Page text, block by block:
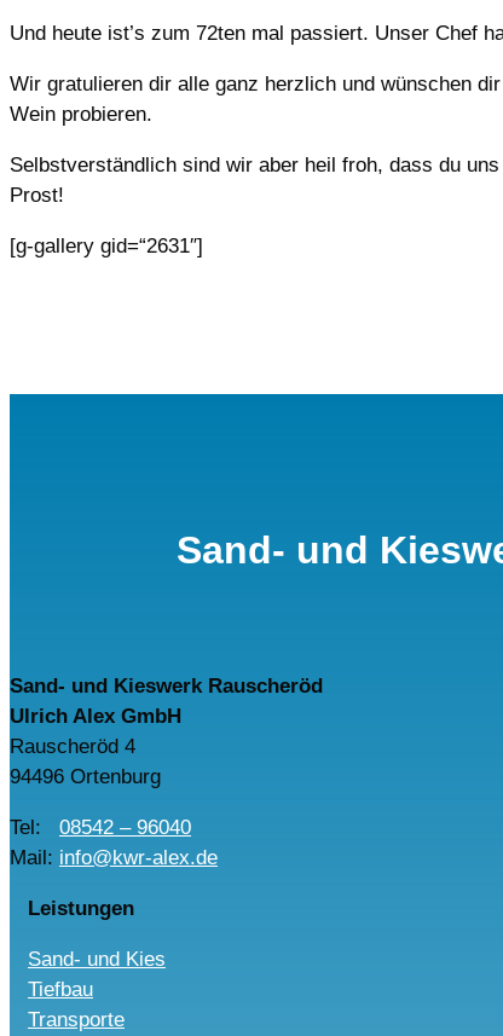
Und heute ist’s zum 72ten mal passiert. Unser Chef
Wir gratulieren dir alle ganz herzlich und wünschen
Wein probieren.
Selbstverständlich sind wir aber heil froh, dass du
Prost!
[g-gallery gid=“2631″]
Sand- und
Sand- und Kieswerk Rauscheröd
Ulrich Alex GmbH
Rauscheröd 4
94496 Ortenburg
Tel: 08542 – 96040
Mail: info@kwr-alex.de
Leistungen
Sand- und Kies
Tiefbau
Transporte